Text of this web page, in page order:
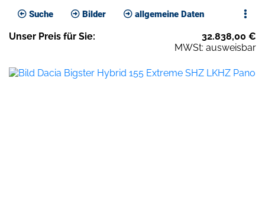
Suche Bilder allgemeine Daten
Unser Preis für Sie: 32.838,00 €
MWSt: ausweisbar